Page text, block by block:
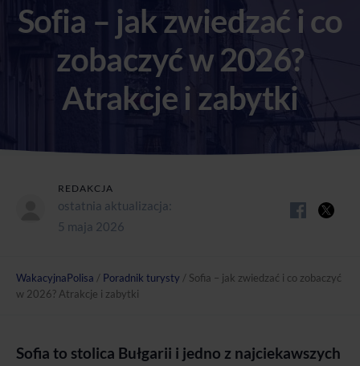
Sofia – jak zwiedzać i co
zobaczyć w 2026?
Atrakcje i zabytki
REDAKCJA
ostatnia aktualizacja:
5 maja 2026
WakacyjnaPolisa / Poradnik turysty / Sofia – jak zwiedzać i co zobaczyć
w 2026? Atrakcje i zabytki
Sofia to stolica Bułgarii i jedno z najciekawszych